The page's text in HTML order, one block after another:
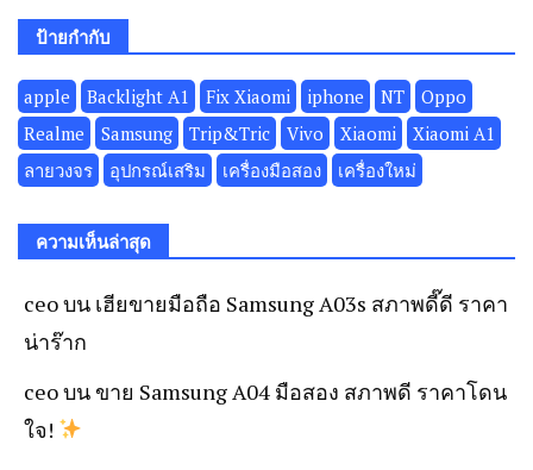
ป้ายกำกับ
apple Backlight A1 Fix Xiaomi iphone NT
Oppo
Realme
Samsung Trip&Tric Vivo Xiaomi
Xiaomi A1
ลายวงจร
อุปกรณ์เสริม เครื่องมือสอง เครื่องใหม่
ความเห็นล่าสุด
ceoบน เฮียขายมือถือ Samsung A03s สภาพดี๊ดี ราคา
น่าร๊าก
ceoบน ขาย Samsung A04 มือสอง สภาพดี ราคาโดน
ใจ!